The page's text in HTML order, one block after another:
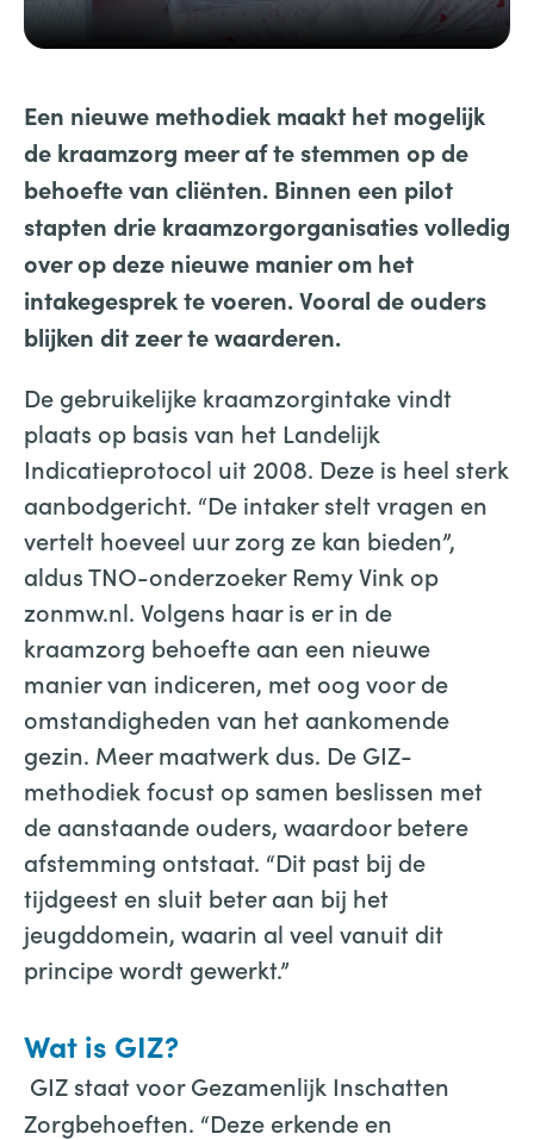
Een nieuwe methodiek maakt het mogelijk
de kraamzorg meer af te stemmen op de
behoefte van cliënten. Binnen een pilot
stapten drie kraamzorgorganisaties volledig
over op deze nieuwe manier om het
intakegesprek te voeren. Vooral de ouders
blijken dit zeer te waarderen.
De gebruikelijke kraamzorgintake vindt
plaats op basis van het Landelijk
Indicatieprotocol uit 2008. Deze is heel sterk
aanbodgericht. “De intaker stelt vragen en
vertelt hoeveel uur zorg ze kan bieden”,
aldus TNO-onderzoeker Remy Vink op
zonmw.nl. Volgens haar is er in de
kraamzorg behoefte aan een nieuwe
manier van indiceren, met oog voor de
omstandigheden van het aankomende
gezin. Meer maatwerk dus. De GIZ-
methodiek focust op samen beslissen met
de aanstaande ouders, waardoor betere
afstemming ontstaat. “Dit past bij de
tijdgeest en sluit beter aan bij het
jeugddomein, waarin al veel vanuit dit
principe wordt gewerkt.”
Wat is GIZ?
GIZ staat voor Gezamenlijk Inschatten
Zorgbehoeften. “Deze erkende en